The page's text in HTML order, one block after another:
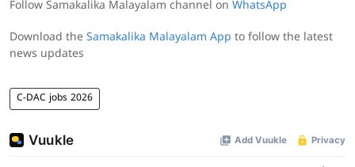
Follow Samakalika Malayalam channel on WhatsApp
Download the Samakalika Malayalam App to follow the latest
news updates
C-DAC jobs 2026